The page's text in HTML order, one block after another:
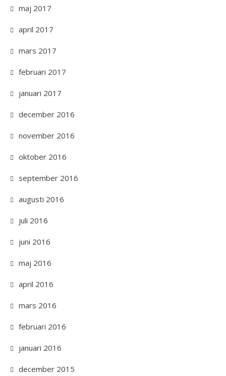
maj 2017
april 2017
mars 2017
februari 2017
januari 2017
december 2016
november 2016
oktober 2016
september 2016
augusti 2016
juli 2016
juni 2016
maj 2016
april 2016
mars 2016
februari 2016
januari 2016
december 2015